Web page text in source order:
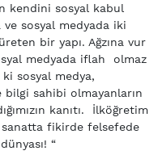
kendini sosyal kabul
sosyal medyada iki
bir yapı. Ağzına vur
medyada iflah olmaz
sosyal medya,
sahibi olmayanların
kanıtı. İlköğretim
fikirde felsefede
“